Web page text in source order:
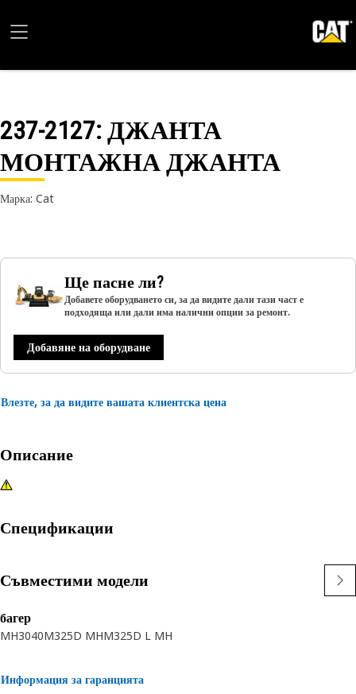
237-2127: ДЖАНТА
МОНТАЖНА ДЖАНТА
Марка: Cat
Ще пасне ли?
Добавете оборудването си, за да видите дали тази част е
подходяща или дали има налични опции за ремонт.
Добавяне на оборудване
Влезте, за да видите вашата клиентска цена
Описание
Спецификации
Съвместими модели
багер
MH3040M325D MHM325D L MH
Информация за гаранцията